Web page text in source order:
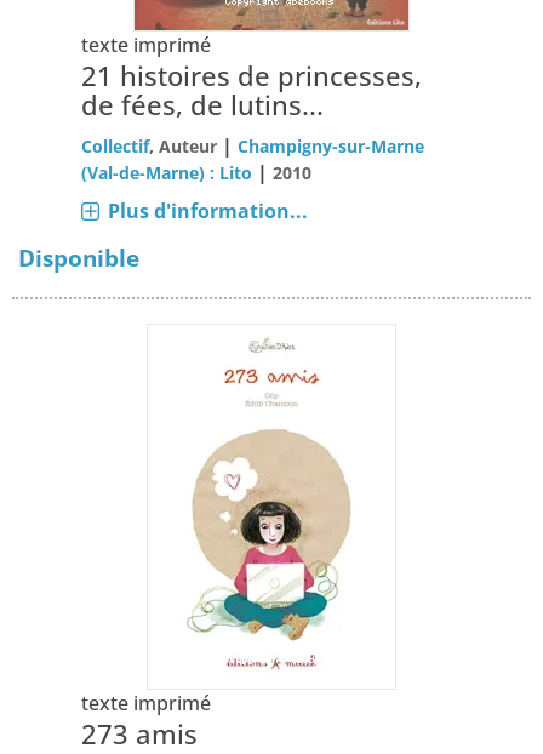
texte imprimé
21 histoires de princesses,
de fées, de lutins...
Collectif, Auteur |Champigny-sur-Marne
(Val-de-Marne) : Lito |2010
Plus d'information...
Disponible
texte imprimé
273 amis